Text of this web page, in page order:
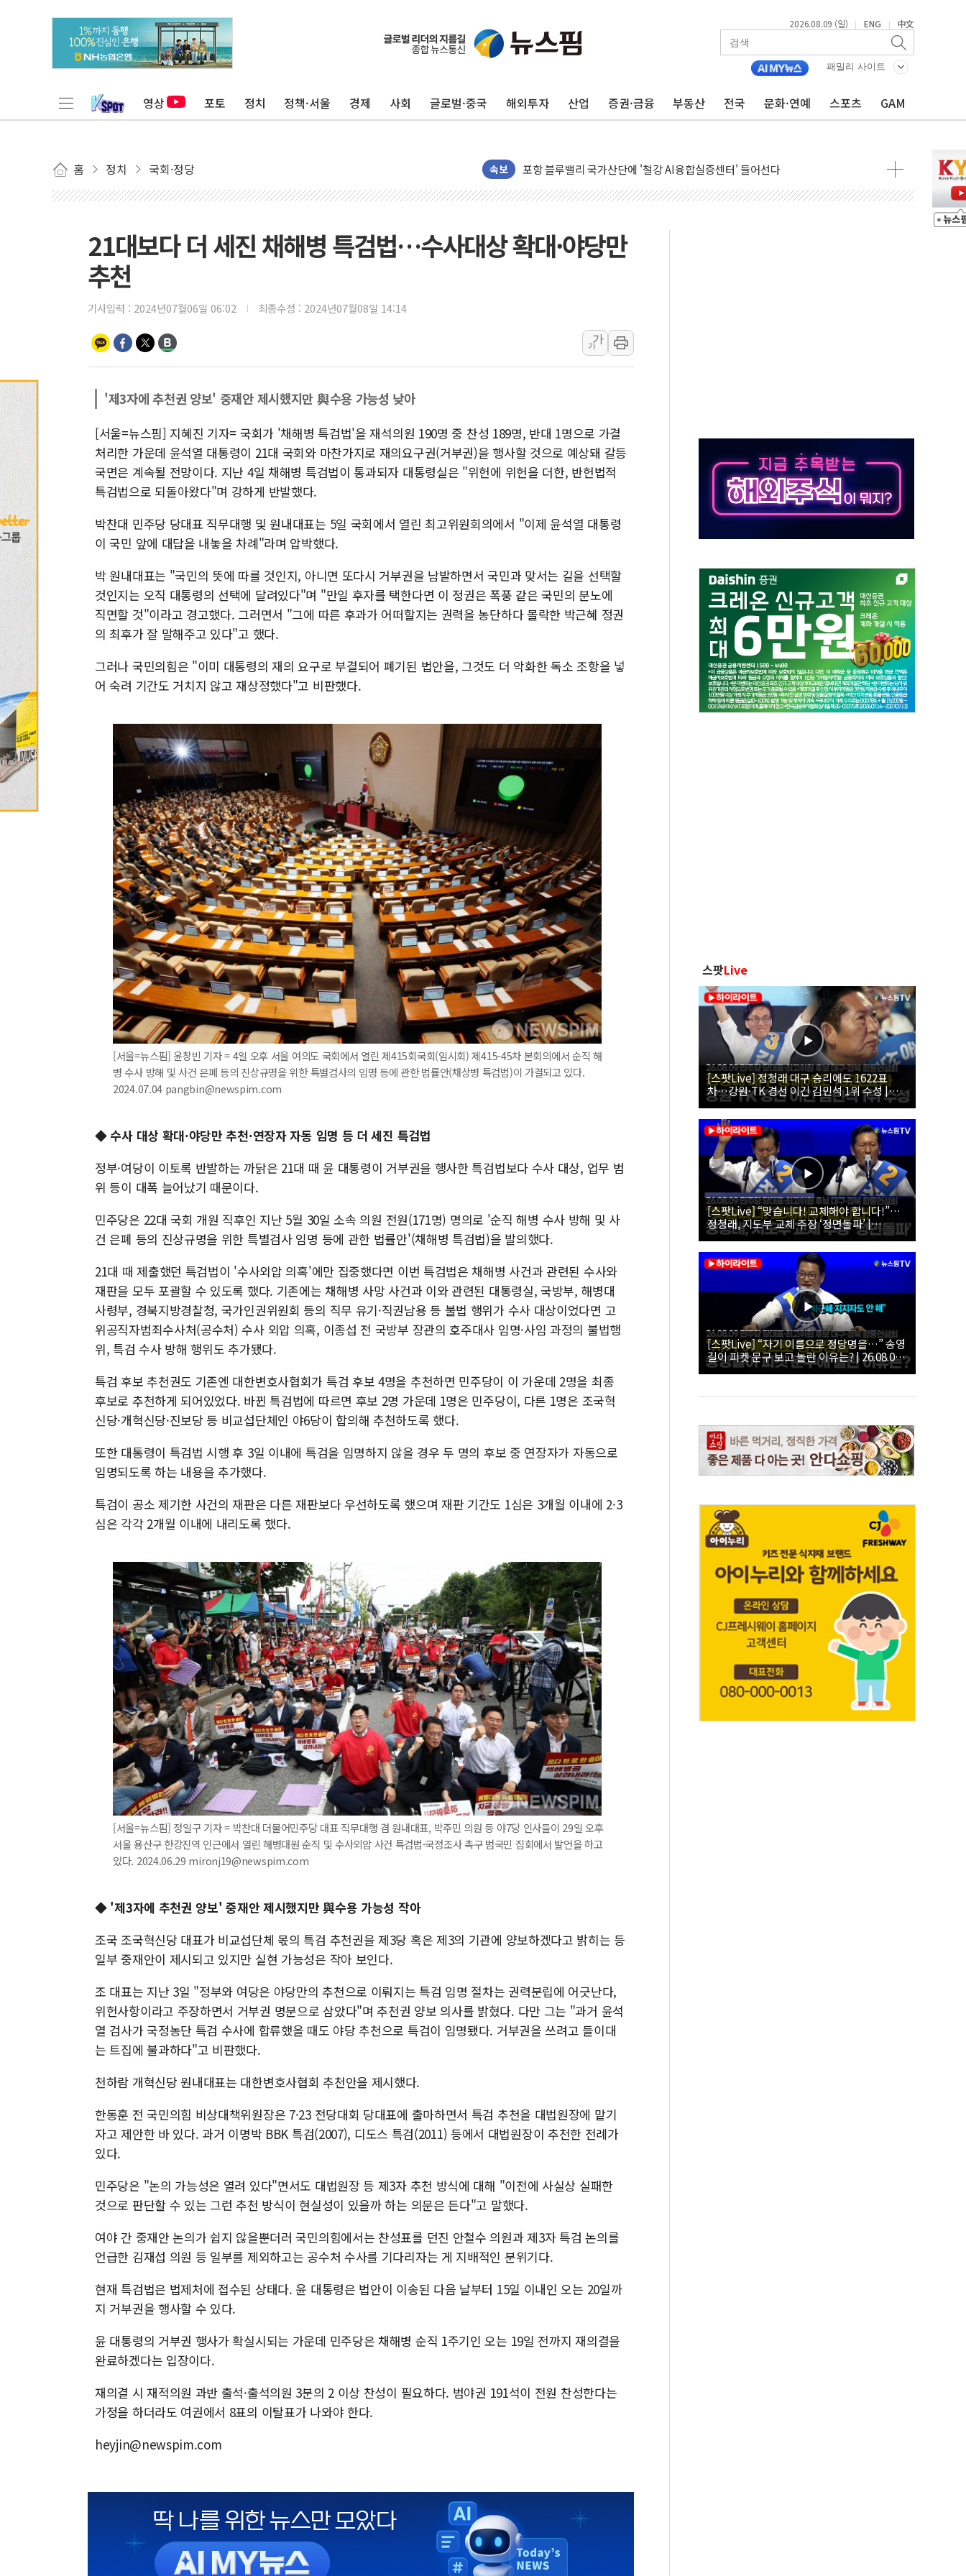
2026.08.09 (일) | ENG | 中文
패밀리 사이트
영상 포토 정치 정책·서울 경제 사회 글로벌·중국 해외투자 산업 증권·금융 부동산 전국 문화·연예 스포츠 GAM
홈 정치 국회·정당 속보
125mm 폭우 쏟아진 울진...'두천~하당'·'올미골교' 차량 통행 선제 제한
평택 진위면 공장서 질식사고 발생…작업자 1명 숨져
상주 낙동강 선착장 하류서 50대 숨진 채 발견...경찰, 조사 중
[종합] 김민석, 정청래에 누적 1.48%p 차 선두 유지...金 46.01% vs 鄭 44.53%
인천서 말다툼 중 어머니 살해 10대 구속…범행 후 반려견도 죽여
김민석, 강원·대구·경북 경선서 정청래에 승리…金 48.54% vs 鄭 44.40%
[속보] 민주, 강원 경선 결과 발표...김민석 50.30% 정청래 41.94% 송영길 7.76%
정재헌 CEO, SKT 장기고객 400명 맞이…"마음 잇는 시간 되길"
인천시 광복절 현수막 '태극기 거꾸로' 논란…이틀만에 철거
병무청, 보충역 전면 손질… 예술·체육요원 최대 33% 감축
홈플러스發 대형마트 판매, 역대 최대폭 감소한 9.4%↓…유통업계 양극화 심화
윤준병·이해민 의원, '정부 특사'로 콜롬비아 대통령 취임식 참석
'호우·산사태 주의보' 울진 시간당 30mm 강한 비...호우 피해 없어
21대보다 더 세진 채해병 특검법…수사대상 확대·야당만
추천
기사입력 : 2024년07월06일 06:02 최종수정 : 2024년07월08일 14:14
가
가
'제3자에 추천권 양보' 중재안 제시했지만 與수용 가능성 낮아
[서울=뉴스핌] 지혜진 기자= 국회가 '채해병 특검법'을 재석의원 190명 중 찬성 189명, 반대 1명으로 가결
처리한 가운데 윤석열 대통령이 21대 국회와 마찬가지로 재의요구권(거부권)을 행사할 것으로 예상돼 갈등
국면은 계속될 전망이다. 지난 4일 채해병 특검법이 통과되자 대통령실은 "위헌에 위헌을 더한, 반헌법적
특검법으로 되돌아왔다"며 강하게 반발했다.
박찬대 민주당 당대표 직무대행 및 원내대표는 5일 국회에서 열린 최고위원회의에서 "이제 윤석열 대통령
이 국민 앞에 대답을 내놓을 차례"라며 압박했다.
박 원내대표는 "국민의 뜻에 따를 것인지, 아니면 또다시 거부권을 남발하면서 국민과 맞서는 길을 선택할
것인지는 오직 대통령의 선택에 달려있다"며 "만일 후자를 택한다면 이 정권은 폭풍 같은 국민의 분노에
직면할 것"이라고 경고했다. 그러면서 "그에 따른 후과가 어떠할지는 권력을 농단하다 몰락한 박근혜 정권
의 최후가 잘 말해주고 있다"고 했다.
그러나 국민의힘은 "이미 대통령의 재의 요구로 부결되어 폐기된 법안을, 그것도 더 악화한 독소 조항을 넣
어 숙려 기간도 거치지 않고 재상정했다"고 비판했다.
[서울=뉴스핌] 윤창빈 기자 = 4일 오후 서울 여의도 국회에서 열린 제415회국회(임시회) 제415-45차 본회의에서 순직 해
병 수사 방해 및 사건 은폐 등의 진상규명을 위한 특별검사의 임명 등에 관한 법률안(채상병 특검법)이 가결되고 있다.
2024.07.04 pangbin@newspim.com
◆ 수사 대상 확대·야당만 추천·연장자 자동 임명 등 더 세진 특검법
정부·여당이 이토록 반발하는 까닭은 21대 때 윤 대통령이 거부권을 행사한 특검법보다 수사 대상, 업무 범
위 등이 대폭 늘어났기 때문이다.
민주당은 22대 국회 개원 직후인 지난 5월 30일 소속 의원 전원(171명) 명의로 '순직 해병 수사 방해 및 사
건 은폐 등의 진상규명을 위한 특별검사 임명 등에 관한 법률안'(채해병 특검법)을 발의했다.
21대 때 제출했던 특검법이 '수사외압 의혹'에만 집중했다면 이번 특검법은 채해병 사건과 관련된 수사와
재판을 모두 포괄할 수 있도록 했다. 기존에는 채해병 사망 사건과 이와 관련된 대통령실, 국방부, 해병대
사령부, 경북지방경찰청, 국가인권위원회 등의 직무 유기·직권남용 등 불법 행위가 수사 대상이었다면 고
위공직자범죄수사처(공수처) 수사 외압 의혹, 이종섭 전 국방부 장관의 호주대사 임명·사임 과정의 불법행
위, 특검 수사 방해 행위도 추가됐다.
특검 후보 추천권도 기존엔 대한변호사협회가 특검 후보 4명을 추천하면 민주당이 이 가운데 2명을 최종
후보로 추천하게 되어있었다. 바뀐 특검법에 따르면 후보 2명 가운데 1명은 민주당이, 다른 1명은 조국혁
신당·개혁신당·진보당 등 비교섭단체인 야6당이 합의해 추천하도록 했다.
또한 대통령이 특검법 시행 후 3일 이내에 특검을 임명하지 않을 경우 두 명의 후보 중 연장자가 자동으로
임명되도록 하는 내용을 추가했다.
특검이 공소 제기한 사건의 재판은 다른 재판보다 우선하도록 했으며 재판 기간도 1심은 3개월 이내에 2·3
심은 각각 2개월 이내에 내리도록 했다.
[서울=뉴스핌] 정일구 기자 = 박찬대 더불어민주당 대표 직무대행 겸 원내대표, 박주민 의원 등 야7당 인사들이 29일 오후
서울 용산구 한강진역 인근에서 열린 해병대원 순직 및 수사외압 사건 특검법·국정조사 촉구 범국민 집회에서 발언을 하고
있다. 2024.06.29 mironj19@newspim.com
◆ '제3자에 추천권 양보' 중재안 제시했지만 與수용 가능성 작아
조국 조국혁신당 대표가 비교섭단체 몫의 특검 추천권을 제3당 혹은 제3의 기관에 양보하겠다고 밝히는 등
일부 중재안이 제시되고 있지만 실현 가능성은 작아 보인다.
조 대표는 지난 3일 "정부와 여당은 야당만의 추천으로 이뤄지는 특검 임명 절차는 권력분립에 어긋난다,
위헌사항이라고 주장하면서 거부권 명분으로 삼았다"며 추천권 양보 의사를 밝혔다. 다만 그는 "과거 윤석
열 검사가 국정농단 특검 수사에 합류했을 때도 야당 추천으로 특검이 임명됐다. 거부권을 쓰려고 들이대
는 트집에 불과하다"고 비판했다.
천하람 개혁신당 원내대표는 대한변호사협회 추천안을 제시했다.
한동훈 전 국민의힘 비상대책위원장은 7·23 전당대회 당대표에 출마하면서 특검 추천을 대법원장에 맡기
자고 제안한 바 있다. 과거 이명박 BBK 특검(2007), 디도스 특검(2011) 등에서 대법원장이 추천한 전례가
있다.
민주당은 "논의 가능성은 열려 있다"면서도 대법원장 등 제3자 추천 방식에 대해 "이전에 사실상 실패한
것으로 판단할 수 있는 그런 추천 방식이 현실성이 있을까 하는 의문은 든다"고 말했다.
여야 간 중재안 논의가 쉽지 않을뿐더러 국민의힘에서는 찬성표를 던진 안철수 의원과 제3자 특검 논의를
언급한 김재섭 의원 등 일부를 제외하고는 공수처 수사를 기다리자는 게 지배적인 분위기다.
현재 특검법은 법제처에 접수된 상태다. 윤 대통령은 법안이 이송된 다음 날부터 15일 이내인 오는 20일까
지 거부권을 행사할 수 있다.
윤 대통령의 거부권 행사가 확실시되는 가운데 민주당은 채해병 순직 1주기인 오는 19일 전까지 재의결을
완료하겠다는 입장이다.
재의결 시 재적의원 과반 출석·출석의원 3분의 2 이상 찬성이 필요하다. 범야권 191석이 전원 찬성한다는
가정을 하더라도 여권에서 8표의 이탈표가 나와야 한다.
heyjin@newspim.com
스팟Live
[스팟Live] 정청래 대구 승리에도 1622표
차…강원·TK 경선 이긴 김민석 1위 수성 |
26.08.09 더불어민주당 당대표·최고위원 후
보 대구·경북 합동연설회
[스팟Live] “맞습니다! 교체해야 합니다!”…
정청래, 지도부 교체 주장 ‘정면돌파’ |
26.08.09 더불어민주당 당대표·최고위원 후
보 대구·경북 합동연설회
[스팟Live] “자기 이름으로 정당명을…” 송영
길이 피켓 문구 보고 놀란 이유는? | 26.08.09
더불어민주당 당대표·최고위원 후보 대구·경